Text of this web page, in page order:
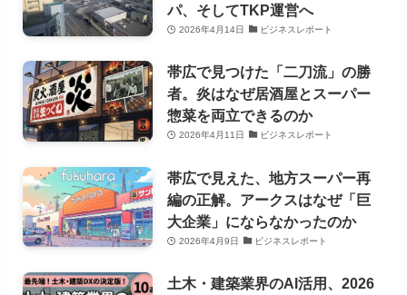
パ、そしてTKP運営へ
2026年4月14日 ビジネスレポート
帯広で見つけた「二刀流」の勝
者。炎はなぜ居酒屋とスーパー
惣菜を両立できるのか
2026年4月11日 ビジネスレポート
帯広で見えた、地方スーパー再
編の正解。アークスはなぜ「巨
大企業」にならなかったのか
2026年4月9日 ビジネスレポート
土木・建築業界のAI活用、2026